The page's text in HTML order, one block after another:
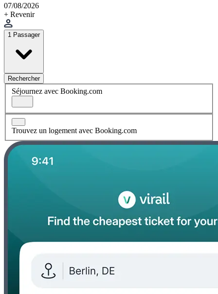
07/08/2026
+ Revenir
1 Passager
Rechercher
Séjournez avec Booking.com
Trouvez un logement avec Booking.com